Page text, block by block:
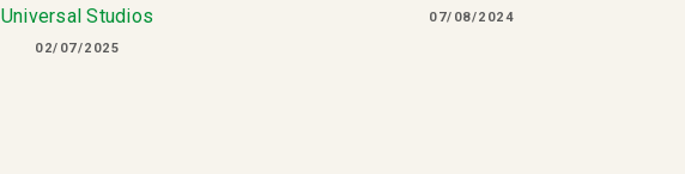
Universal Studios
02/07/2025
07/08/2024